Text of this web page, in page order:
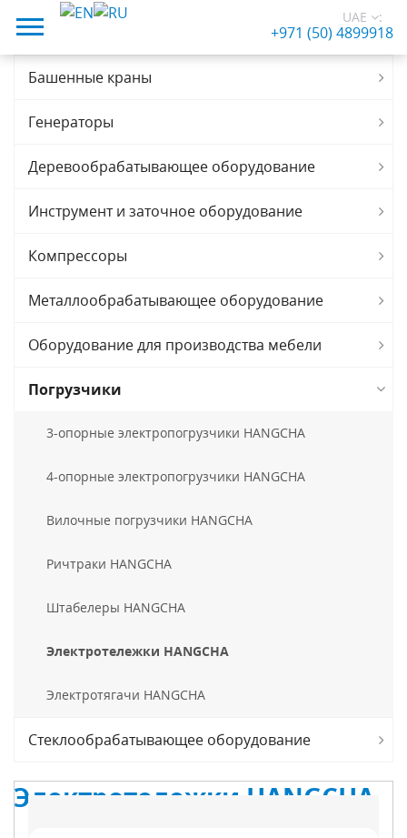
UAE
+971 (50) 4899918
:
Башенные краны
Генераторы
Деревообрабатывающее оборудование
Инструмент и заточное оборудование
Компрессоры
Металлообрабатывающее оборудование
Оборудование для производства мебели
Погрузчики
3-опорные электропогрузчики HANGCHA
4-опорные электропогрузчики HANGCHA
Вилочные погрузчики HANGCHA
Ричтраки HANGCHA
Штабелеры HANGCHA
Электротележки HANGCHA
Электротягачи HANGCHA
Стеклообрабатывающее оборудование
Электротележки HANGCHA